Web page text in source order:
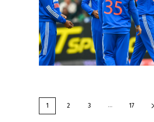
1 2 3 ... 17